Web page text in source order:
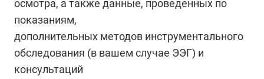
осмотра, а также данные, проведенных по
показаниям,
дополнительных методов инструментального
обследования (в вашем случае ЭЭГ) и
консультаций